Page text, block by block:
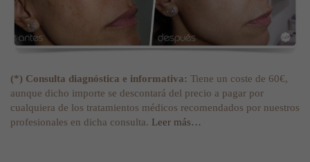
(*) Consulta diagnóstica e informativa: Tiene un coste de 60€,
aunque dicho importe se descontará del precio a pagar por
cualquiera de los tratamientos médicos recomendados por nuestros
profesionales en dicha consulta. Leer más…